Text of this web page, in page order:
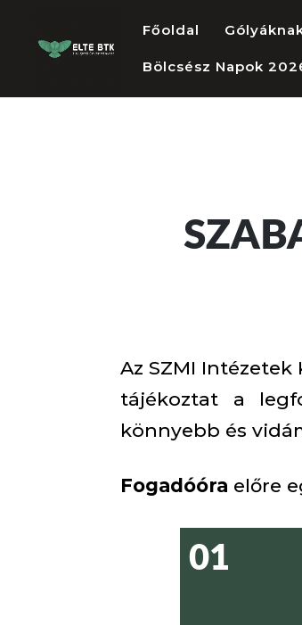
Főoldal
Bölcsész Napok
Az SZMI
tájékoztat a
könnyebb és
Fogadóóra előre
01